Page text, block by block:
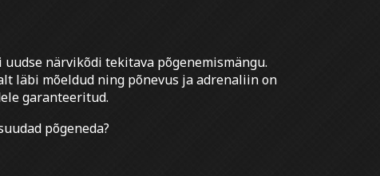
uudse närvikõdi tekitava põgenemismängu.
läbi mõeldud ning põnevus ja adrenaliin on
garanteeritud.
põgeneda?